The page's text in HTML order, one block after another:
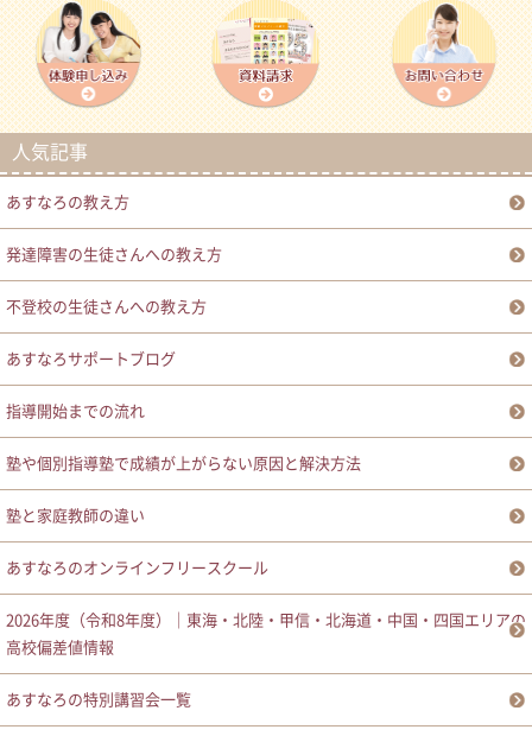
人気記事
あすなろの教え方
発達障害の生徒さんへの教え方
不登校の生徒さんへの教え方
あすなろサポートブログ
指導開始までの流れ
塾や個別指導塾で成績が上がらない原因と解決方法
塾と家庭教師の違い
あすなろのオンラインフリースクール
2026年度（令和8年度）｜東海・北陸・甲信・北海道・中国・四国エリアの
高校偏差値情報
あすなろの特別講習会一覧